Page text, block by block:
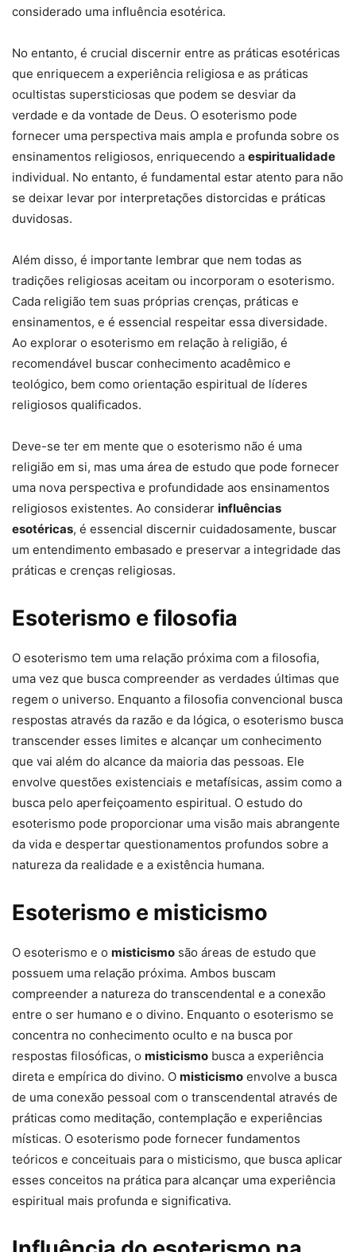
considerado uma influência esotérica.
No entanto, é crucial discernir entre as práticas esotéricas
que enriquecem a experiência religiosa e as práticas
ocultistas supersticiosas que podem se desviar da
verdade e da vontade de Deus. O esoterismo pode
fornecer uma perspectiva mais ampla e profunda sobre os
ensinamentos religiosos, enriquecendo a espiritualidade
individual. No entanto, é fundamental estar atento para não
se deixar levar por interpretações distorcidas e práticas
duvidosas.
Além disso, é importante lembrar que nem todas as
tradições religiosas aceitam ou incorporam o esoterismo.
Cada religião tem suas próprias crenças, práticas e
ensinamentos, e é essencial respeitar essa diversidade.
Ao explorar o esoterismo em relação à religião, é
recomendável buscar conhecimento acadêmico e
teológico, bem como orientação espiritual de líderes
religiosos qualificados.
Deve-se ter em mente que o esoterismo não é uma
religião em si, mas uma área de estudo que pode fornecer
uma nova perspectiva e profundidade aos ensinamentos
religiosos existentes. Ao considerar influências
esotéricas, é essencial discernir cuidadosamente, buscar
um entendimento embasado e preservar a integridade das
práticas e crenças religiosas.
Esoterismo e filosofia
O esoterismo tem uma relação próxima com a filosofia,
uma vez que busca compreender as verdades últimas que
regem o universo. Enquanto a filosofia convencional busca
respostas através da razão e da lógica, o esoterismo busca
transcender esses limites e alcançar um conhecimento
que vai além do alcance da maioria das pessoas. Ele
envolve questões existenciais e metafísicas, assim como a
busca pelo aperfeiçoamento espiritual. O estudo do
esoterismo pode proporcionar uma visão mais abrangente
da vida e despertar questionamentos profundos sobre a
natureza da realidade e a existência humana.
Esoterismo e misticismo
O esoterismo e o misticismo são áreas de estudo que
possuem uma relação próxima. Ambos buscam
compreender a natureza do transcendental e a conexão
entre o ser humano e o divino. Enquanto o esoterismo se
concentra no conhecimento oculto e na busca por
respostas filosóficas, o misticismo busca a experiência
direta e empírica do divino. O misticismo envolve a busca
de uma conexão pessoal com o transcendental através de
práticas como meditação, contemplação e experiências
místicas. O esoterismo pode fornecer fundamentos
teóricos e conceituais para o misticismo, que busca aplicar
esses conceitos na prática para alcançar uma experiência
espiritual mais profunda e significativa.